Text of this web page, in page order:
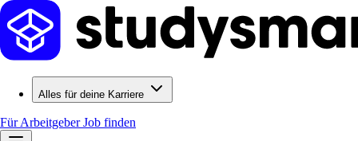
Alles für deine Karriere
Für ArbeitgeberJob finden